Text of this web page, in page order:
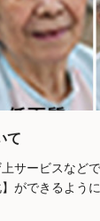
て
サービスなど
ができるよう